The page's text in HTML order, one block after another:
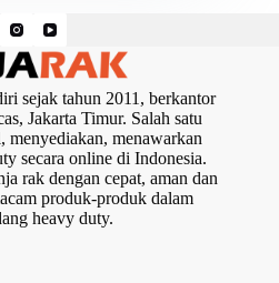
sejak tahun 2011, berkantor
Jakarta Timur. Salah satu
menyediakan, menawarkan
secara online di Indonesia.
rak dengan cepat, aman dan
produk-produk dalam
heavy duty.